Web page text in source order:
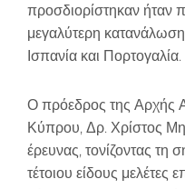
προσδιορίστηκαν ήταν
μεγαλύτερη κατανάλωση
Ισπανία και Πορτογαλία.
Ο πρόεδρος της Αρχής
Κύπρου, Δρ. Χρίστος
έρευνας, τονίζοντας τη
τέτοιου είδους μελέτες